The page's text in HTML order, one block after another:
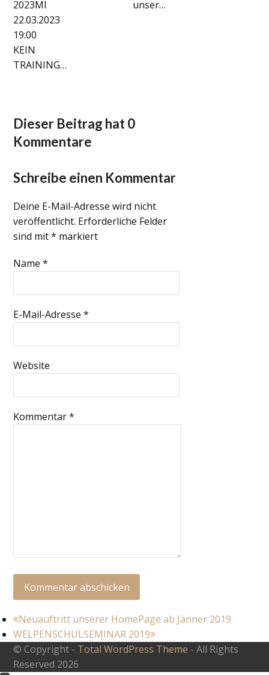
2023MI
22.03.2023
19:00
KEIN
TRAINING…
unser…
Dieser Beitrag hat 0
Kommentare
Schreibe einen Kommentar
Deine E-Mail-Adresse wird nicht
veröffentlicht. Erforderliche Felder
sind mit* markiert
Name*
E-Mail-Adresse*
Website
Kommentar*
vorheriger
Beitrag:
Neuauftritt unserer HomePage ab Jänner 2019
Nächster
Beitrag:
WELPENSCHULSEMINAR 2019
© Copyright - Total WordPress Theme - All Rights
Reserved 2026